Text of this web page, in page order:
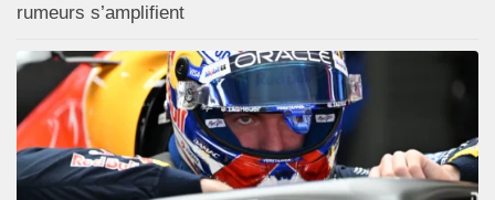
rumeurs s’amplifient